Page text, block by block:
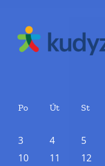
Po Út St
3
4 5
10
11 12